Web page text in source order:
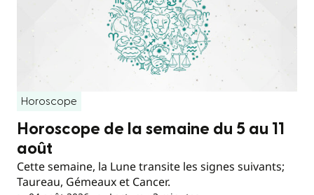
Horoscope
Horoscope de la semaine du 5 au 11
août
Cette semaine, la Lune transite les signes suivants;
Taureau, Gémeaux et Cancer.